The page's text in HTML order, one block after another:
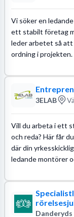
Vi söker en
ett stabilt företag
leder arbetet så
ordning i projekten.
3ELAB
Vill du arbeta i ett
och reda? Här får
där din
ledande montörer
Danderyds